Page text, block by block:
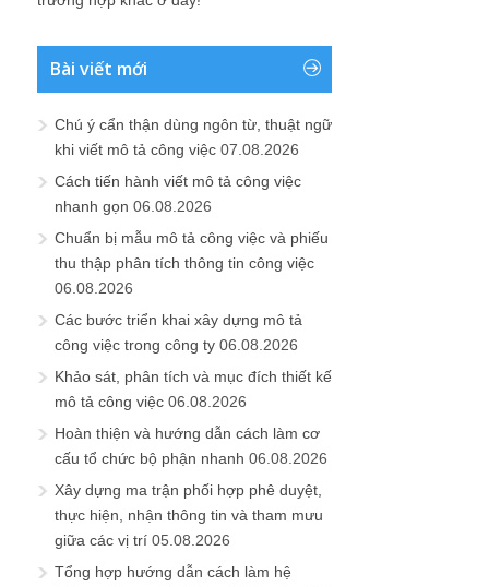
Bài viết mới
Chú ý cẩn thận dùng ngôn từ, thuật ngữ
khi viết mô tả công việc 07.08.2026
Cách tiến hành viết mô tả công việc
nhanh gọn 06.08.2026
Chuẩn bị mẫu mô tả công việc và phiếu
thu thập phân tích thông tin công việc
06.08.2026
Các bước triển khai xây dựng mô tả
công việc trong công ty 06.08.2026
Khảo sát, phân tích và mục đích thiết kế
mô tả công việc 06.08.2026
Hoàn thiện và hướng dẫn cách làm cơ
cấu tổ chức bộ phận nhanh 06.08.2026
Xây dựng ma trận phối hợp phê duyệt,
thực hiện, nhận thông tin và tham mưu
giữa các vị trí 05.08.2026
Tổng hợp hướng dẫn cách làm hệ